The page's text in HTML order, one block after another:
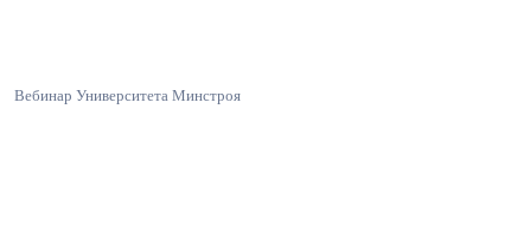
Вебинар Университета Минстроя